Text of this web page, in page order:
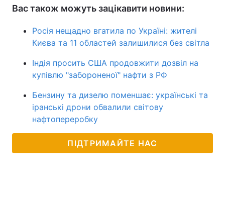
Вас також можуть зацікавити новини:
Росія нещадно вгатила по Україні: жителі
Києва та 11 областей залишилися без світла
Індія просить США продовжити дозвіл на
купівлю "забороненої" нафти з РФ
Бензину та дизелю поменшає: українські та
іранські дрони обвалили світову
нафтопереробку
ПІДТРИМАЙТЕ НАС